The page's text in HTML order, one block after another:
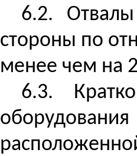
6.2.
стороны по
менее чем на
6.3.
оборудования